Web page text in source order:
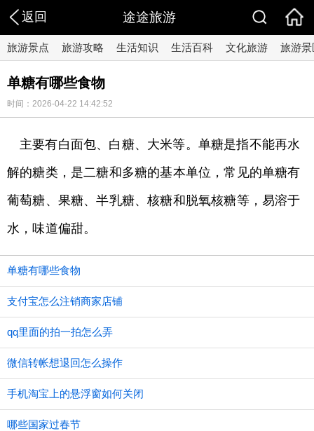
返回 途途旅游
旅游景点 旅游攻略 生活知识 生活百科 文化旅游 旅游景
单糖有哪些食物
时间：2026-04-22 14:42:52
主要有白面包、白糖、大米等。单糖是指不能再水
解的糖类，是二糖和多糖的基本单位，常见的单糖有
葡萄糖、果糖、半乳糖、核糖和脱氧核糖等，易溶于
水，味道偏甜。
单糖有哪些食物
支付宝怎么注销商家店铺
qq里面的拍一拍怎么弄
微信转帐想退回怎么操作
手机淘宝上的悬浮窗如何关闭
哪些国家过春节